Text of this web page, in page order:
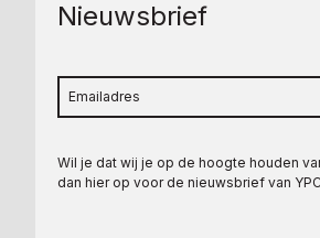
Nieuwsbrief
Wil je dat wij je op de hoogte houden
dan hier op voor de nieuwsbrief van